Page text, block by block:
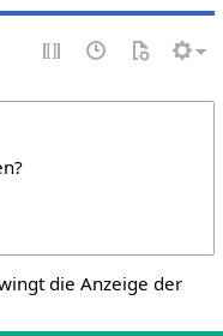
die Anzeige der